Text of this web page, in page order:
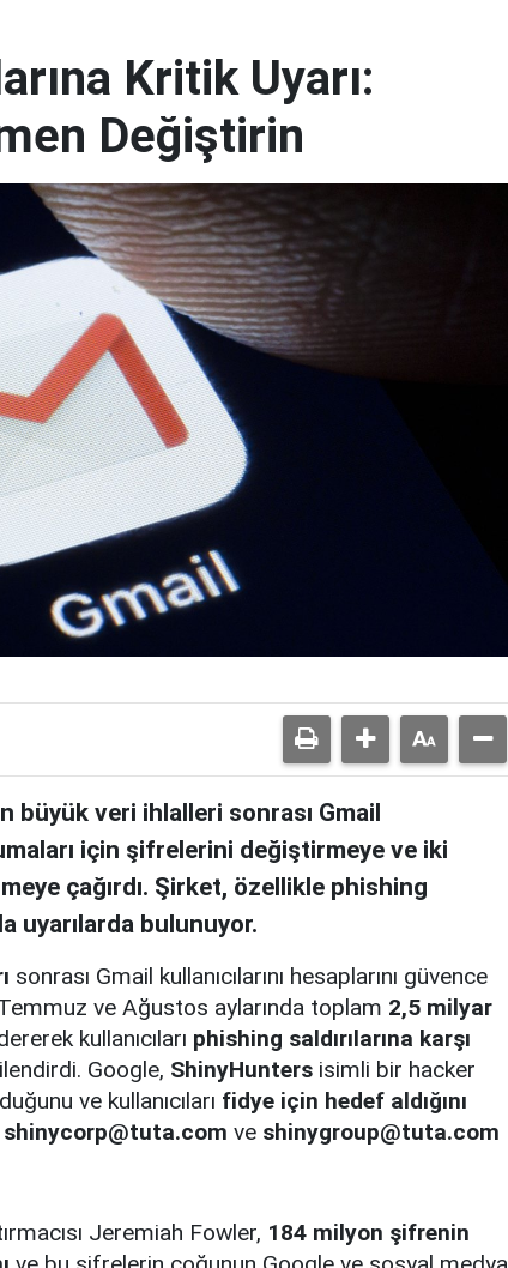
Kritik Uyarı:
Değiştirin
büyük veri ihlalleri sonrası Gmail
için şifrelerini değiştirmeye ve iki
çağırdı. Şirket, özellikle phishing
uyarılarda bulunuyor.
sonrası Gmail kullanıcılarını hesaplarını güvence
ve Ağustos aylarında toplam 2,5 milyar
kullanıcıları phishing saldırılarına karşı
Google, ShinyHunters isimli bir hacker
ve kullanıcıları fidye için hedef aldığını
shinycorp@tuta.com ve shinygroup@tuta.com
Jeremiah Fowler, 184 milyon şifrenin